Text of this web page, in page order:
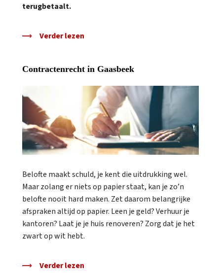
terugbetaalt.
Verder lezen
Contractenrecht in Gaasbeek
Belofte maakt schuld, je kent die uitdrukking wel.
Maar zolang er niets op papier staat, kan je zo’n
belofte nooit hard maken. Zet daarom belangrijke
afspraken altijd op papier. Leen je geld? Verhuur je
kantoren? Laat je je huis renoveren? Zorg dat je het
zwart op wit hebt.
Verder lezen